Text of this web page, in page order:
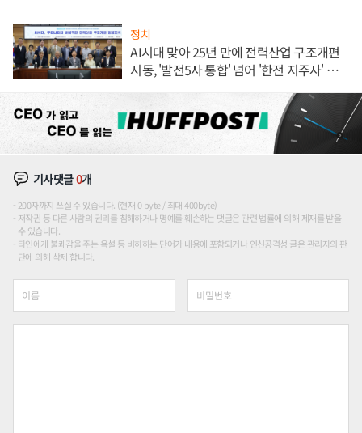
정치
AI시대 맞아 25년 만에 전력산업 구조개편
시동, '발전5사 통합' 넘어 '한전 지주사' 재편
기사댓글0개
200자까지 쓰실 수 있습니다. (현재 0 byte / 최대 400byte)
저작권 등 다른 사람의 권리를 침해하거나 명예를 훼손하는 댓글은 관련 법률에 의해 제재를 받을
수 있습니다.
타인에게 불쾌감을 주는 욕설 등 비하하는 단어가 내용에 포함되거나 인신공격성 글은 관리자의 판
단에 의해 삭제 합니다.